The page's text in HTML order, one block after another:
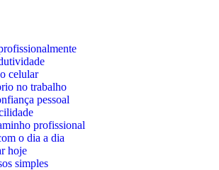
celular
no trabalho
pessoal
profissional
o dia a dia
hoje
simples